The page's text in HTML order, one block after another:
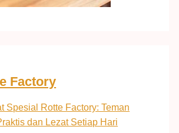
Factory
Spesial Rotte Factory: Teman
dan Lezat Setiap Hari